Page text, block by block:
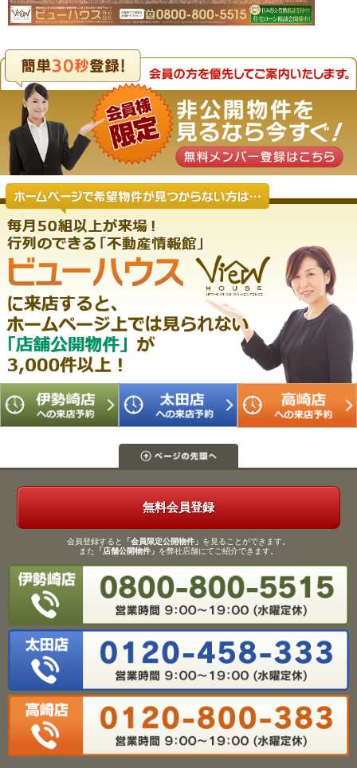
無料会員登録
会員登録すると 「会員限定公開物件」 を見ることができます。
また 「店舗公開物件」 を弊社店舗にてご紹介できます。